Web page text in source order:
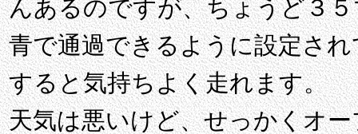
んあるのですが、ちょうど３
青で通過できるように設定さ
すると気持ちよく走れます。
天気は悪いけど、せっかくオ